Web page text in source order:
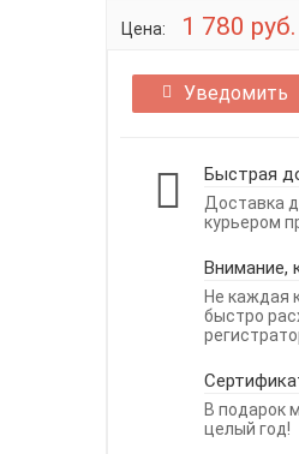
Цена: 1 780 руб.
Уведомить
Быстрая
Доставка
курьером
Внимание,
Не каждая
быстро
В подарок
целый год!